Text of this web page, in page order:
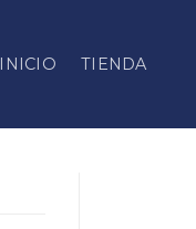
INICIO TIENDA